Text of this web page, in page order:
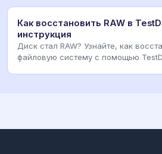
Как восстановить RAW в
инструкция
Диск стал RAW? Узнайте, как
файловую систему с помощью